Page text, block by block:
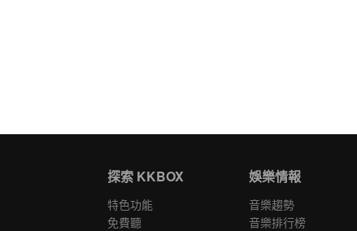
探索 KKBOX
特色功能
免費聽
娛樂情報
音樂趨勢
音樂排行榜